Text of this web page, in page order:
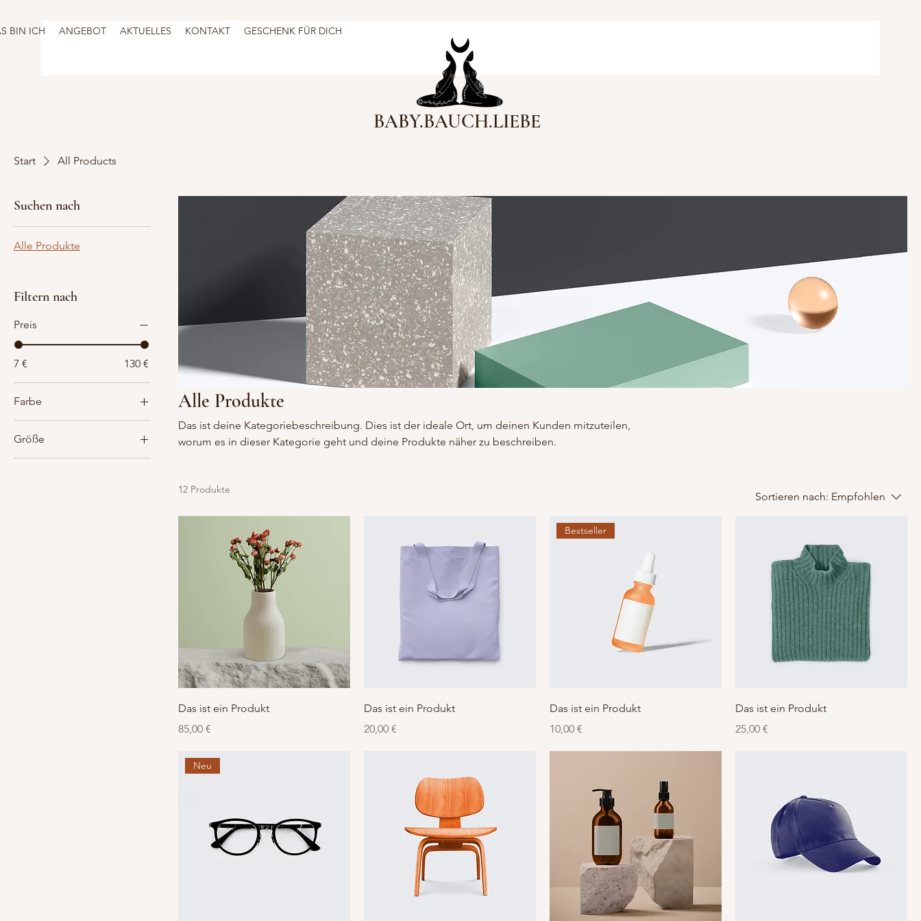
BIN ICH ANGEBOT AKTUELLES KONTAKT GESCHENK FÜR DICH
BABY.BAUCH.LIEBE
Start All Products
Suchen nach
Alle Produkte
Filtern nach
Preis
7 € 130 €
Farbe
Größe
Alle Produkte
Das ist deine Kategoriebeschreibung. Dies ist der ideale Ort, um deinen Kunden mitzuteilen,
worum es in dieser Kategorie geht und deine Produkte näher zu beschreiben.
12 Produkte
Sortieren nach: Empfohlen
Das ist ein Produkt
Preis
85,00 €
Das ist ein Produkt
Preis
20,00 €
Bestseller
Das ist ein Produkt
Preis
10,00 €
Das ist ein Produkt
Preis
25,00 €
Neu